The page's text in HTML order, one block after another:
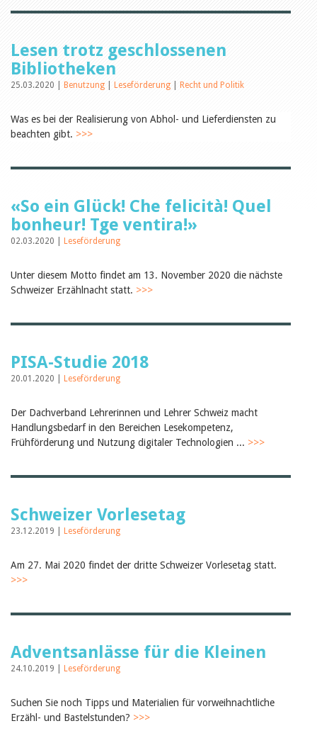
Leseförderung
Lesetipps
Tags
Kinder- und Jugendmedien
Bibliothek und Schule
Jugendliche
Bibliotheksangebote
Bibliosuisse
Kantonale
Unterstützungsbeiträge
Rezensionen
Alle Tags
Autoren
Birgit Libiszewski
Sandra Dettwyler
Sibylle Birrer
Javier Lopez
Felicitas Isler
Therese von Weissenfluh
Nicole Rothen
Alle Autoren
Juli 2026
Juni 2026
November 2025
September 2025
2024
2020
2019
Lesen trotz geschlossenen
Bibliotheken
25.03.2020 | Benutzung Leseförderung Recht und Politik
Was es bei der Realisierung von Abhol- und Lieferdiensten zu
beachten gibt. >>>
«So ein Glück! Che felicità! Quel
bonheur! Tge ventira!»
02.03.2020 | Leseförderung
Unter diesem Motto findet am 13. November 2020 die nächste
Schweizer Erzählnacht statt. >>>
PISA-Studie 2018
20.01.2020 | Leseförderung
Der Dachverband Lehrerinnen und Lehrer Schweiz macht
Handlungsbedarf in den Bereichen Lesekompetenz,
Frühförderung und Nutzung digitaler Technologien ... >>>
Schweizer Vorlesetag
23.12.2019 | Leseförderung
Am 27. Mai 2020 findet der dritte Schweizer Vorlesetag statt.
>>>
Adventsanlässe für die Kleinen
24.10.2019 | Leseförderung
Suchen Sie noch Tipps und Materialien für vorweihnachtliche
Erzähl- und Bastelstunden? >>>